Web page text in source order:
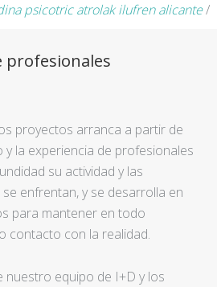
psicotric atrolak ilufren alicante/
profesionales
proyectos arranca a partir de
y la experiencia de profesionales
su actividad y las
enfrentan, y se desarrolla en
para mantener en todo
contacto con la realidad.
nuestro equipo de I+D y los